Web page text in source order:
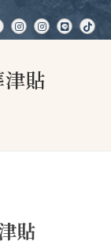
貼
貼